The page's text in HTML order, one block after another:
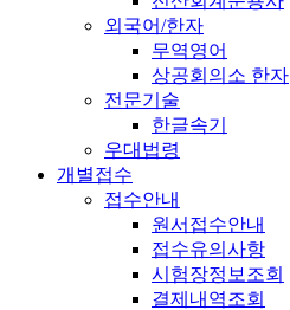
외국어/한자
무역영어
상공회의소 한자
전문기술
한글속기
우대법령
개별접수
접수안내
원서접수안내
접수유의사항
시험장정보조회
결제내역조회